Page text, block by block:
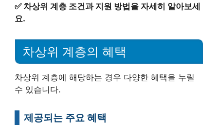
✅ 차상위 계층 조건과 지원 방법을 자세히 알아보세
요.
차상위 계층의 혜택
차상위 계층에 해당하는 경우 다양한 혜택을 누릴
수 있습니다.
제공되는 주요 혜택